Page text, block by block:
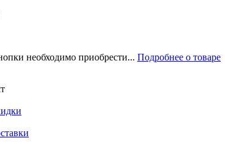
необходимо приобрести... Подробнее о товаре